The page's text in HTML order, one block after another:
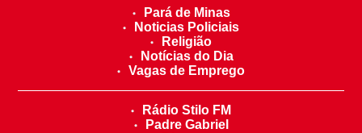
Pará de Minas
Noticias Policiais
Religião
Notícias do Dia
Vagas de Emprego
Rádio Stilo FM
Padre Gabriel